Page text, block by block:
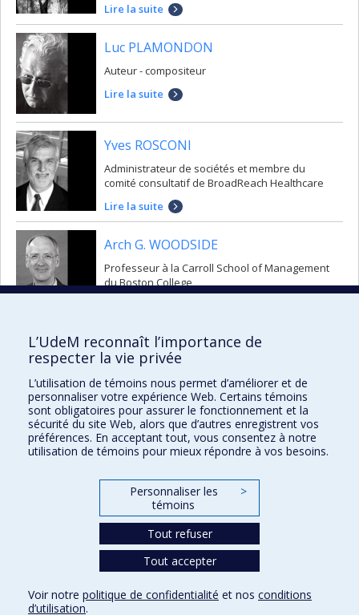
Lire la suite
Luc PLAMONDON
Auteur - compositeur
Lire la suite
Yves ROSCONI
Administrateur de sociétés et membre du
comité consultatif de BroadReach Healthcare
Lire la suite
Arch G. WOODSIDE
Professeur à la Carroll School of Management
du Boston College
Collation des grades
collations@umontreal.ca
Plan campus
Conditions d’utilisation
L’UdeM reconnaît l’importance de
respecter la vie privée
L’utilisation de témoins nous permet d’améliorer et de
personnaliser votre expérience Web. Certains témoins
sont obligatoires pour assurer le fonctionnement et la
sécurité du site Web, alors que d’autres enregistrent vos
préférences. En acceptant tout, vous consentez à notre
utilisation de témoins pour mieux répondre à vos besoins.
Personnaliser les
témoins
>
Tout refuser
Tout accepter
Voir notre politique de confidentialité et nos conditions
d’utilisation.